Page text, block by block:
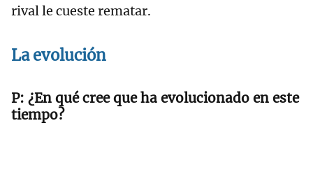
rival le cueste rematar.
La evolución
¿En qué cree que ha evolucionado en este
tiempo?